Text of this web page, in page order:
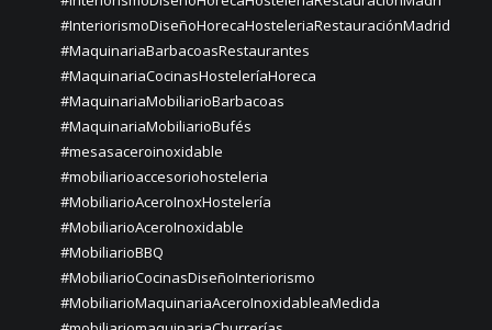
#InteriorismoDiseñoHorecaHosteleriaRestauraciónMadrid
#MaquinariaBarbacoasRestaurantes
#MaquinariaCocinasHosteleríaHoreca
#MaquinariaMobiliarioBarbacoas
#MaquinariaMobiliarioBufés
#mesasaceroinoxidable
#mobiliarioaccesoriohosteleria
#MobiliarioAceroInoxHostelería
#MobiliarioAceroInoxidable
#MobiliarioBBQ
#MobiliarioCocinasDiseñoInteriorismo
#MobiliarioMaquinariaAceroInoxidableaMedida